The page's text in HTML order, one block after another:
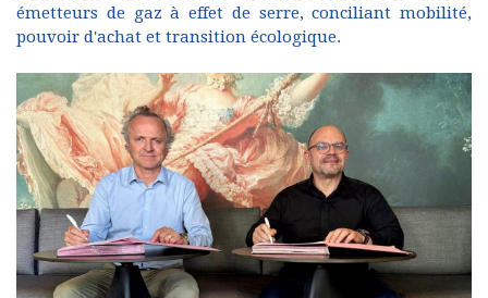
émetteurs de gaz à effet de serre, conciliant mobilité,
pouvoir d'achat et transition écologique.